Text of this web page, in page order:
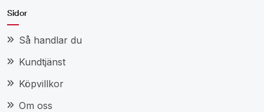
Sidor
Så handlar du
Kundtjänst
Köpvillkor
Om oss